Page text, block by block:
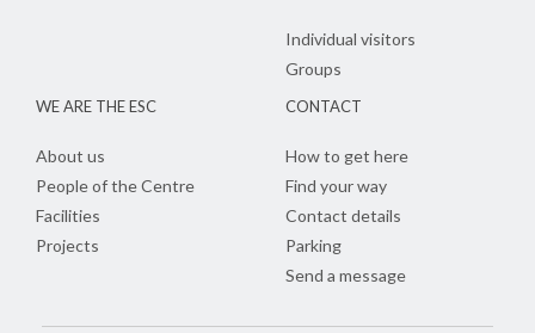
Individual visitors
Groups
WE ARE THE ESC
About us
People of the Centre
Facilities
Projects
CONTACT
How to get here
Find your way
Contact details
Parking
Send a message